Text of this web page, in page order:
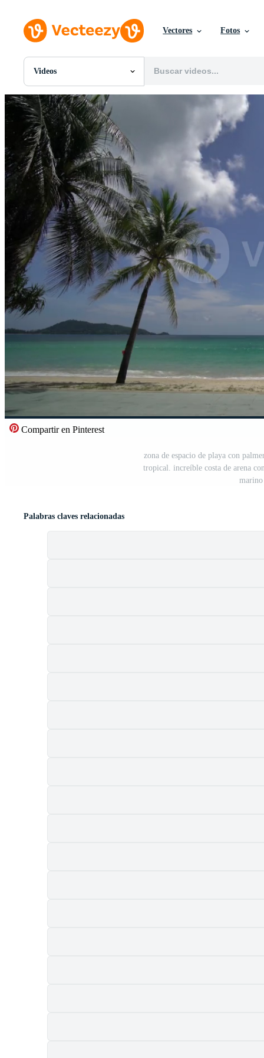
Vectores Fotos
Videos
Todas Imágenes
Fotos
PNGs
PSDs
SVGs
Plantillas
Vectores
Videos
Gráficos en Movimiento
Imágenes Editoriales
Eventos Editoriales
Compartir en Pinterest
zona de espacio de playa con
tropical. increíble costa de arena
Palabras claves relacionadas